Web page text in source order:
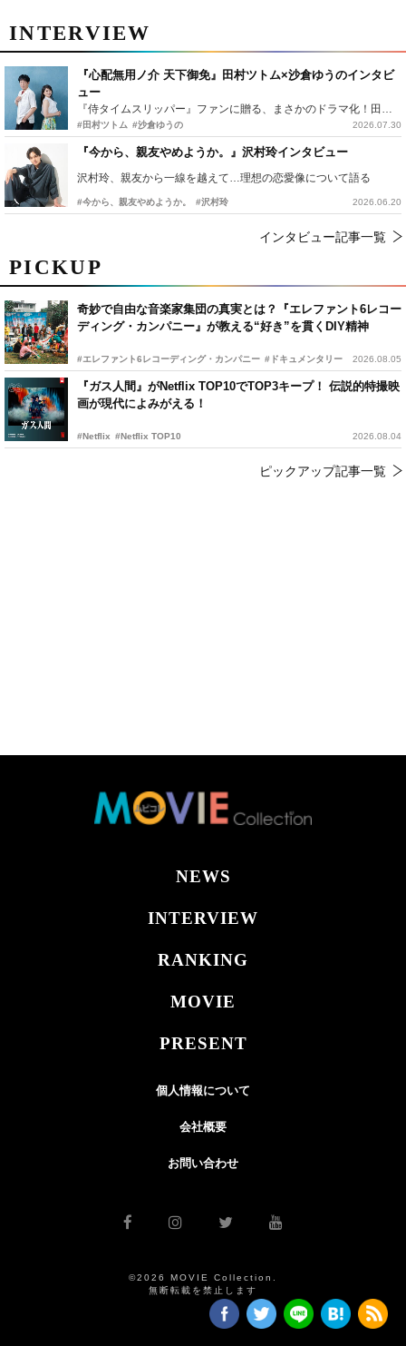
PICKUP
奇妙で自由な音楽家集団の真実とは？『エレファント6レコー
ディング・カンパニー』が教える“好き”を貫くDIY精神
#エレファント6レコーディング・カンパニー #ドキュメンタリー 2026.08.05
『ガス人間』がNetflix TOP10でTOP3キープ！ 伝説的特撮映
画が現代によみがえる！
#Netflix #Netflix TOP10 2026.08.04
ピックアップ記事一覧
INTERVIEW
『心配無用ノ介 天下御免』田村ツトム×沙倉ゆうのインタビ
ュー
『侍タイムスリッパー』ファンに贈る、まさかのドラマ化！田村ツトム×沙倉ゆうのが語る『心配無用ノ介』撮影秘話
#田村ツトム #沙倉ゆうの 2026.07.30
『今から、親友やめようか。』沢村玲インタビュー
沢村玲、親友から一線を越えて…理想の恋愛像について語る
#今から、親友やめようか。 #沢村玲 2026.06.20
インタビュー記事一覧
NEWS
INTERVIEW
RANKING
MOVIE
PRESENT
個人情報について
会社概要
お問い合わせ
©2026 MOVIE Collection.
無断転載を禁止します